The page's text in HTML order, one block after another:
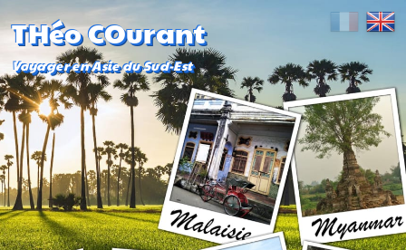
THéo COurant
Voyager en Asie du Sud-Est